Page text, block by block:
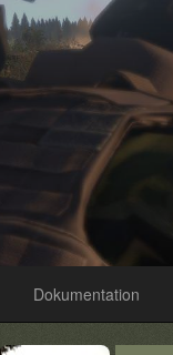
Dokumentation